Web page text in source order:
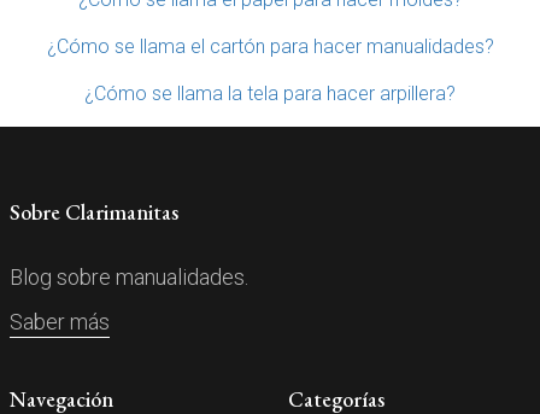
¿Cómo se llama el cartón para hacer manualidades?
¿Cómo se llama la tela para hacer arpillera?
Sobre Clarimanitas
Blog sobre manualidades.
Saber más
Navegación Categorías